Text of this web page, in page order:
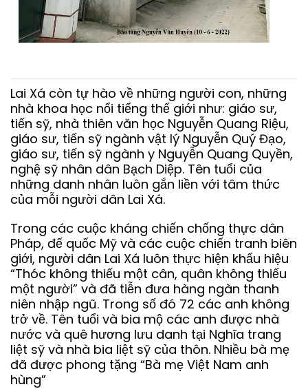
Lai Xá còn tự hào về những người con, những
nhà khoa học nổi tiếng thế giới như: giáo sư,
tiến sỹ, nhà thiên văn học Nguyễn Quang Riệu,
giáo sư, tiến sỹ ngành vật lý Nguyễn Quý Đạo,
giáo sư, tiến sỹ ngành y Nguyễn Quang Quyền,
nghệ sỹ nhân dân Bạch Diệp. Tên tuổi của
những danh nhân luôn gắn liền với tâm thức
của mỗi người dân Lai Xá.
Trong các cuộc kháng chiến chống thực dân
Pháp, đế quốc Mỹ và các cuộc chiến tranh biên
giới, người dân Lai Xá luôn thực hiện khẩu hiệu
“Thóc không thiếu một cân, quân không thiếu
một người” và đã tiễn đưa hàng ngàn thanh
niên nhập ngũ. Trong số đó 72 các anh không
trở về. Tên tuổi và bia mộ các anh được nhà
nước và quê hương lưu danh tại Nghĩa trang
liệt sỹ và nhà bia liệt sỹ của thôn. Nhiều bà mẹ
đã được phong tặng “Bà mẹ Việt Nam anh
hùng”